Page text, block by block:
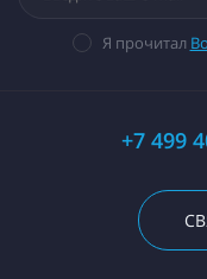
Я прочитал
+7 499